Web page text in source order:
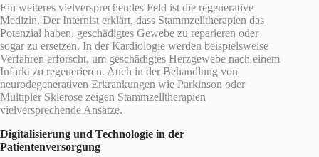
Ein weiteres vielversprechendes Feld ist die regenerative
Medizin. Der Internist erklärt, dass Stammzelltherapien das
Potenzial haben, geschädigtes Gewebe zu reparieren oder
sogar zu ersetzen. In der Kardiologie werden beispielsweise
Verfahren erforscht, um geschädigtes Herzgewebe nach einem
Infarkt zu regenerieren. Auch in der Behandlung von
neurodegenerativen Erkrankungen wie Parkinson oder
Multipler Sklerose zeigen Stammzelltherapien
vielversprechende Ansätze.
Digitalisierung und Technologie in der
Patientenversorgung